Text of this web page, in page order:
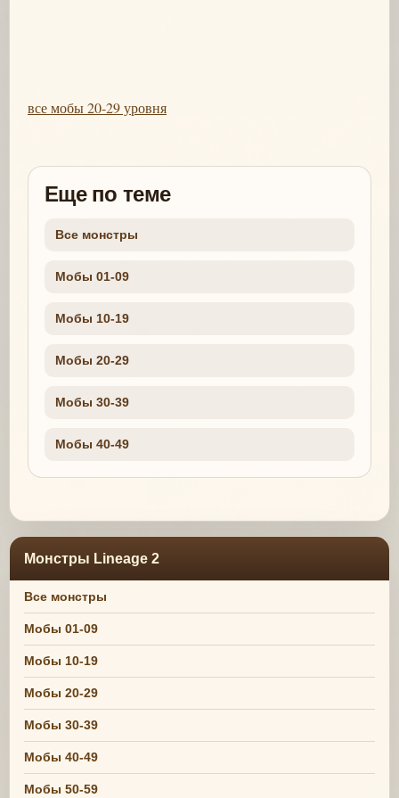
все мобы 20-29 уровня
Еще по теме
Все монстры
Мобы 01-09
Мобы 10-19
Мобы 20-29
Мобы 30-39
Мобы 40-49
Монстры Lineage 2
Все монстры
Мобы 01-09
Мобы 10-19
Мобы 20-29
Мобы 30-39
Мобы 40-49
Мобы 50-59